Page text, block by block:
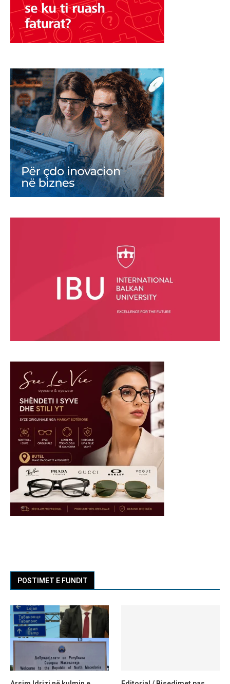
POSTIMET E FUNDIT